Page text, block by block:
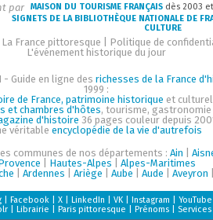
par MAISON DU TOURISME FRANÇAIS dès 2003
SIGNETS DE LA BIBLIOTHÈQUE NATIONALE DE
CULTURE
France pittoresque
Politique de
L'événement historique du jour
- Guide en ligne des richesses de la France
1999 :
de France, patrimoine historique et
et chambres d'hôtes, tourisme, gastronomie
d'histoire 36 pages couleur depuis
véritableencyclopédie de la vie d'autrefois
communes de nos départements :Ain |
Hautes-Alpes
Alpes-Maritimes
|Ardennes |Ariège |Aube |Aude |Aveyron
|Facebook |X |LinkedIn |VK |Instagram |YouTube
|Librairie |Paris pittoresque |Prénoms Services